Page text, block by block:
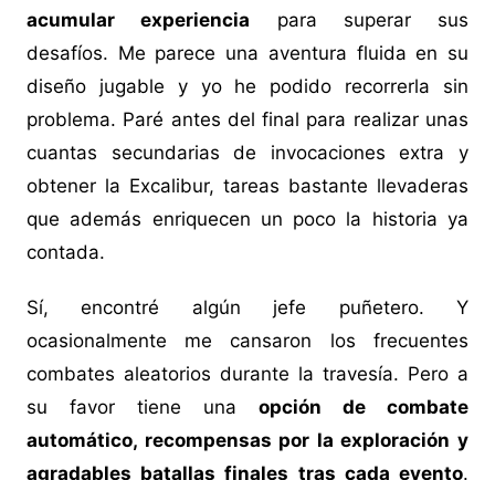
acumular experiencia para superar sus
desafíos. Me parece una aventura fluida en su
diseño jugable y yo he podido recorrerla sin
problema. Paré antes del final para realizar unas
cuantas secundarias de invocaciones extra y
obtener la Excalibur, tareas bastante llevaderas
que además enriquecen un poco la historia ya
contada.
Sí, encontré algún jefe puñetero. Y
ocasionalmente me cansaron los frecuentes
combates aleatorios durante la travesía. Pero a
su favor tiene unaopción de combate
automático, recompensas por la exploración y
agradables batallas finales tras cada evento.